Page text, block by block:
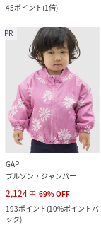
45ポイント(1倍)
PR
GAP
ブルゾン・ジャンパー
2,124 円 69%OFF
193ポイント(10%ポイントバ
ック)